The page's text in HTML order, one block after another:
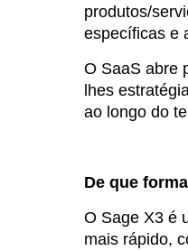
produtos/
específicas e
O SaaS abre
lhes
ao longo do
De que
O Sage X3 é
mais rápido,